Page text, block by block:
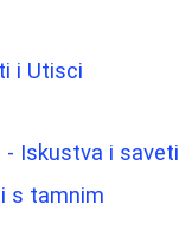
i Utisci
Iskustva i saveti
s tamnim